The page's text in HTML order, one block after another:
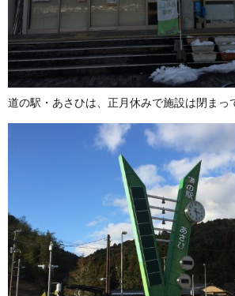
道の駅・あさひは、正月休みで施設は閉まっ